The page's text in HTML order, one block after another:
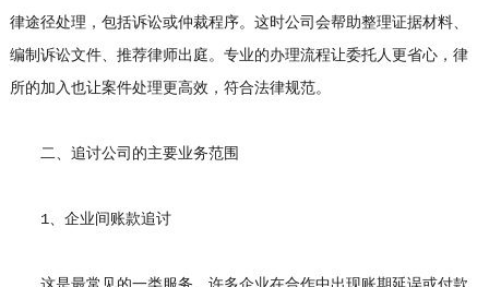
律途径处理，包括诉讼或仲裁程序。这时公司会帮助整理证据材料、
编制诉讼文件、推荐律师出庭。专业的办理流程让委托人更省心，律
所的加入也让案件处理更高效，符合法律规范。
二、追讨公司的主要业务范围
1、企业间账款追讨